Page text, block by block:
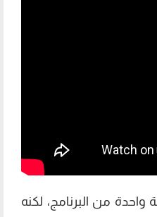
من البرنامج، لكنه